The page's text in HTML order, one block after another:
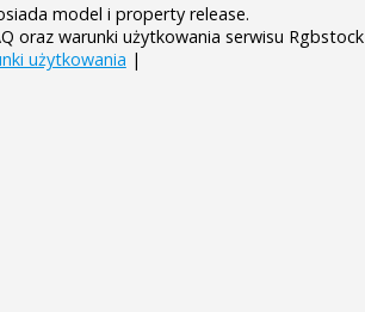
model i property release.
oraz warunki użytkowania serwisu Rgbstock
użytkowania |